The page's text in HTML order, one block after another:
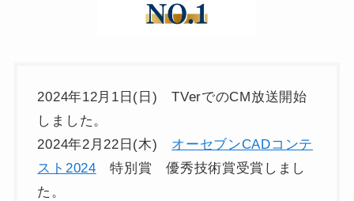
2024年12月1日(日) TVerでのCM放送開始
しました。
2024年2月22日(木) オーセブンCADコンテ
スト2024 特別賞 優秀技術賞受賞しまし
た。